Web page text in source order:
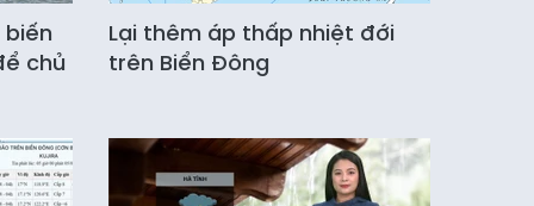
chủ
Lại thêm áp thấp nhiệt đới
trên Biển Đông